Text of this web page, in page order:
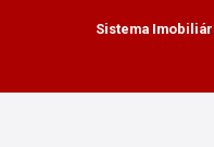
Sistema